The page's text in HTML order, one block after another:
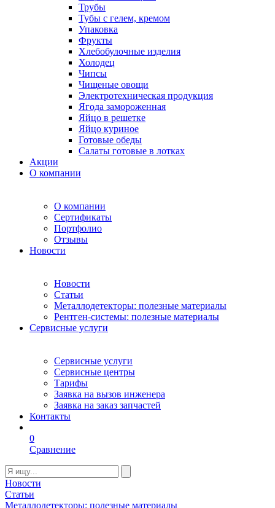
Трубы
Тубы с гелем, кремом
Упаковка
Фрукты
Хлебобулочные изделия
Холодец
Чипсы
Чищеные овощи
Электротехническая продукция
Ягода замороженная
Яйцо в решетке
Яйцо куриное
Готовые обеды
Салаты готовые в лотках
Акции
О компании
О компании
Сертификаты
Портфолио
Отзывы
Новости
Новости
Статьи
Металлодетекторы: полезные материалы
Рентген-системы: полезные материалы
Сервисные услуги
Сервисные услуги
Сервисные центры
Тарифы
Заявка на вызов инженера
Заявка на заказ запчастей
Контакты
0
Сравнение
Новости
Статьи
Металлодетекторы: полезные материалы